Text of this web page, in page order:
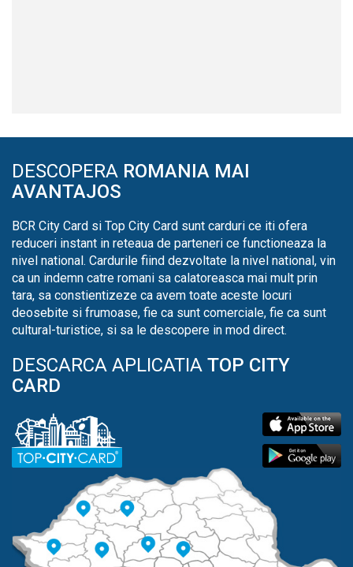
DESCOPERA ROMANIA MAI
AVANTAJOS
BCR City Card si Top City Card sunt carduri ce iti ofera
reduceri instant in reteaua de parteneri ce functioneaza la
nivel national. Cardurile fiind dezvoltate la nivel national, vin
ca un indemn catre romani sa calatoreasca mai mult prin
tara, sa constientizeze ca avem toate aceste locuri
deosebite si frumoase, fie ca sunt comerciale, fie ca sunt
cultural-turistice, si sa le descopere in mod direct.
DESCARCA APLICATIA TOP CITY
CARD